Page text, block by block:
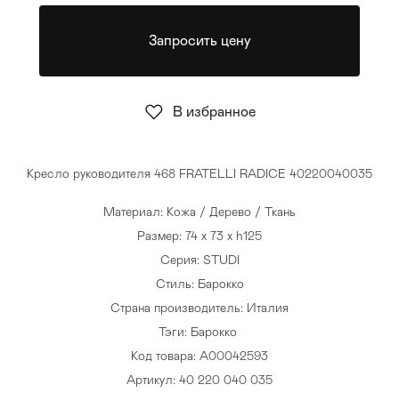
Кресло руководителя 468 FRATELLI RADICE 40220040035
Материал: Кожа / Дерево / Ткань
Размер: 74 x 73 x h125
Серия: STUDI
Стиль: Барокко
Страна производитель: Италия
Тэги: Барокко
Код товара: A00042593
Артикул: 40 220 040 035
Запросить цену
В избранное